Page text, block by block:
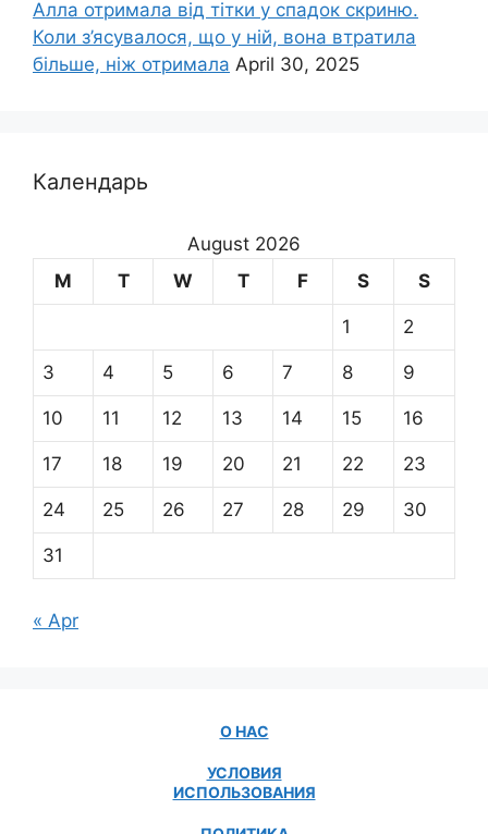
Алла отримала від тітки у спадок скриню.
Коли з’ясувалося, що у ній, вона втратила
більше, ніж отримала April 30, 2025
Календарь
August 2026
M
T W T F S S
1 2
3 4 5 6 7 8 9
10 11 12 13 14 15 16
17 18 19 20 21 22 23
24 25 26 27 28 29 30
31
« Apr
О НАС
УСЛОВИЯ
ИСПОЛЬЗОВАНИЯ